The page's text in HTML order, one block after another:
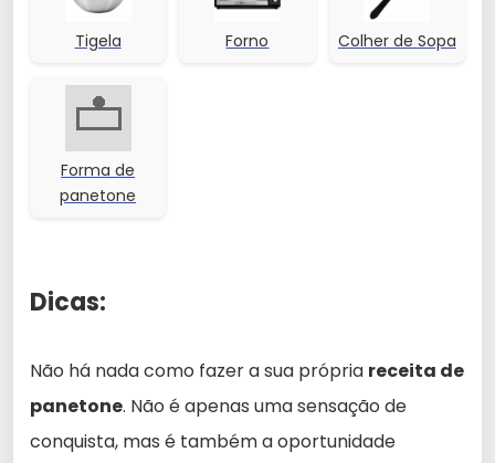
Tigela Forno Colher de Sopa
Forma de
panetone
Dicas:
Não há nada como fazer a sua própria receita de
panetone. Não é apenas uma sensação de
conquista, mas é também a oportunidade